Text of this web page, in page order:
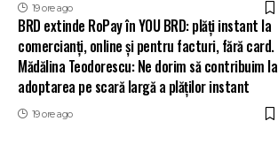
19 ore ago
BRD extinde RoPay în YOU BRD: plăți instant la
comercianți, online și pentru facturi, fără card.
Mădălina Teodorescu: Ne dorim să contribuim la
adoptarea pe scară largă a plăților instant
19 ore ago